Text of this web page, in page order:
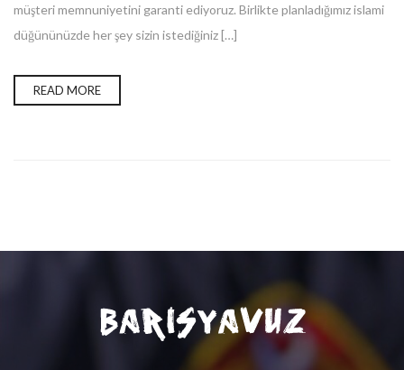
müşteri memnuniyetini garanti ediyoruz. Birlikte planladığımız islami
düğününüzde her şey sizin istediğiniz […]
READ MORE